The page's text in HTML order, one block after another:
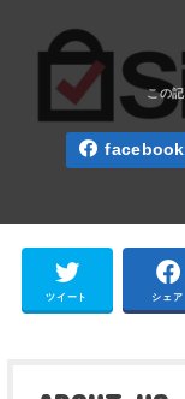
facebook
ツイート シェア